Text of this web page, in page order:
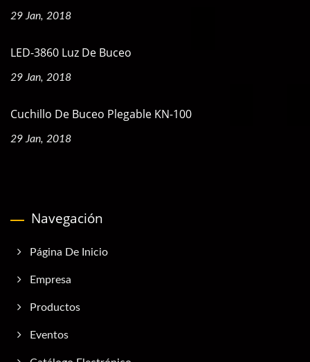
29 Jan, 2018
LED-3860 Luz De Buceo
29 Jan, 2018
Cuchillo De Buceo Plegable KN-100
29 Jan, 2018
Navegación
Página De Inicio
Empresa
Productos
Eventos